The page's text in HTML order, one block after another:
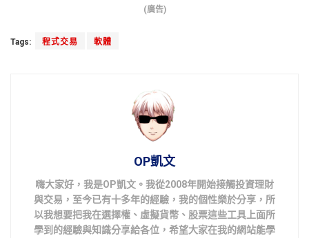
(廣告)
Tags: 程式交易 軟體
OP凱文
嗨大家好，我是OP凱文。我從2008年開始接觸投資理財
與交易，至今已有十多年的經驗，我的個性樂於分享，所
以我想要把我在選擇權、虛擬貨幣、股票這些工具上面所
學到的經驗與知識分享給各位，希望大家在我的網站能學